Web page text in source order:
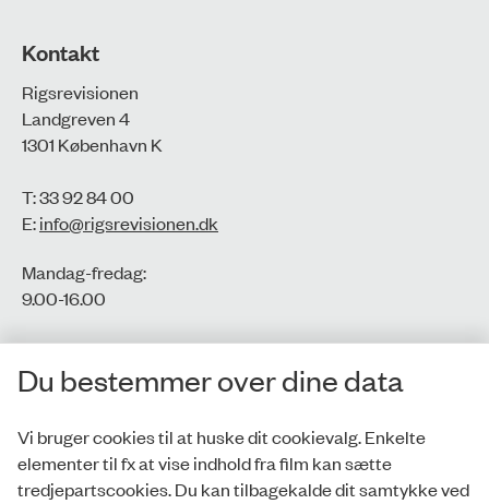
Kontakt
Rigsrevisionen
Landgreven 4
1301 København K
T: 33 92 84 00
E:info@rigsrevisionen.dk
Mandag-fredag:
9.00-16.00​
CVR-nr.: 77806113
EAN-nr.: 5798000016002
Privatlivspolitik
Du bestemmer over dine data
Vi bruger cookies til at huske dit cookievalg. Enkelte
elementer til fx at vise indhold fra film kan sætte
tredjepartscookies. Du kan tilbagekalde dit samtykke ved